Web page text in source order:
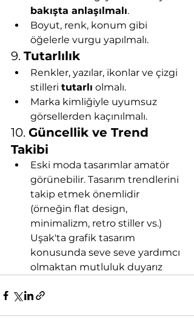
bakışta anlaşılmalı.
Boyut, renk, konum gibi
öğelerle vurgu yapılmalı.
9. Tutarlılık
Renkler, yazılar, ikonlar ve çizgi
stilleri tutarlı olmalı.
Marka kimliğiyle uyumsuz
görsellerden kaçınılmalı.
10. Güncellik ve Trend
Takibi
Eski moda tasarımlar amatör
görünebilir. Tasarım trendlerini
takip etmek önemlidir
(örneğin flat design,
minimalizm, retro stiller vs.)
Uşak'ta grafik tasarım
konusunda seve seve yardımcı
olmaktan mutluluk duyarız